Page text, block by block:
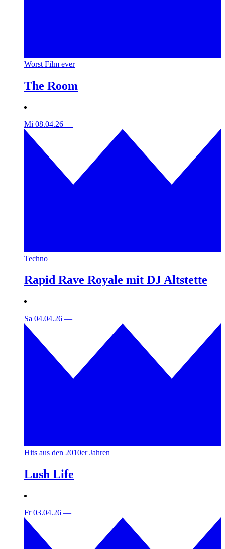
Worst Film ever
The Room
Mi 08.04.26 —
Techno
Rapid Rave Royale mit DJ Altstette
Sa 04.04.26 —
Hits aus den 2010er Jahren
Lush Life
Fr 03.04.26 —